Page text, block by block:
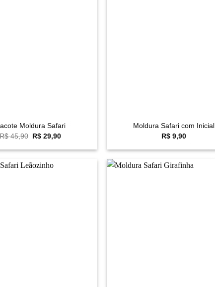
Moldura Safari
R$45,90 O
original
R$ 45,90.
R$ 29,90O
atual
Moldura Safari com Inicial
R$ 9,90